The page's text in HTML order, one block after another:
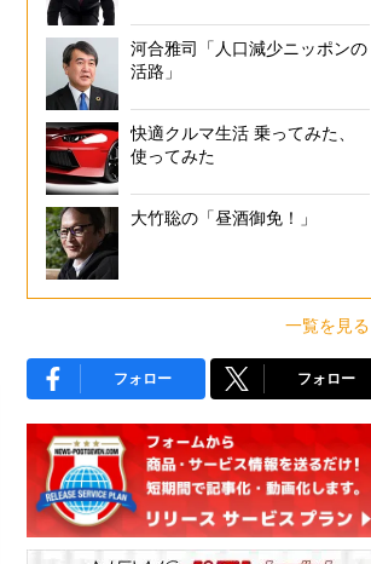
河合雅司「人口減少ニッポンの
活路」
快適クルマ生活 乗ってみた、
使ってみた
大竹聡の「昼酒御免！」
一覧を見る
フォロー フォロー